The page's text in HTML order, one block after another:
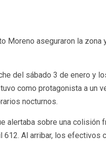
Moreno aseguraron la
del sábado 3 de enero y
como protagonista a un
nocturnos.
alertaba sobre una
Al arribar, los efectivos